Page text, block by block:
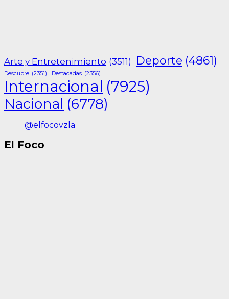
Arte y Entretenimiento (3511) Deporte (4861)
Descubre (2351) Destacadas (2356)
Internacional (7925)
Nacional (6778)
@elfocovzla
El Foco